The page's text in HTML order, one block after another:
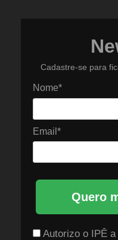
Cadastre-se para
Nome*
Email*
Quero
Autorizo o IPÊ